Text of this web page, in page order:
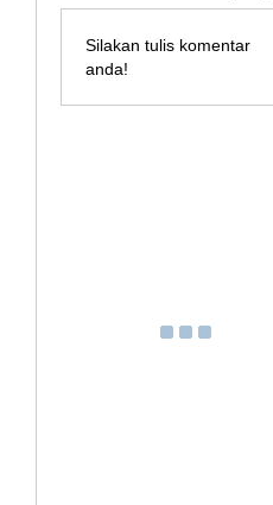
Silakan tulis komentar
anda!